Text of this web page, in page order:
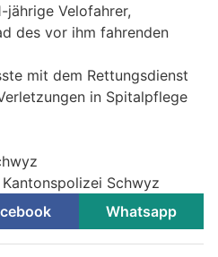
Velofahrer,
des vor ihm fahrenden
mit dem Rettungsdienst
in Spitalpflege
Schwyz
Whatsapp